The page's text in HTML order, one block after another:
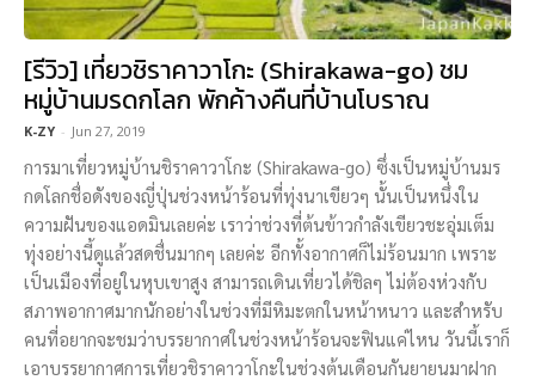
[รีวิว] เที่ยวชิราคาวาโกะ (Shirakawa-go) ชม
หมู่บ้านมรดกโลก พักค้างคืนที่บ้านโบราณ
K-ZY - Jun 27, 2019
การมาเที่ยวหมู่บ้านชิราคาวาโกะ (Shirakawa-go) ซึ่งเป็นหมู่บ้านมร
กดโลกชื่อดังของญี่ปุ่นช่วงหน้าร้อนที่ทุ่งนาเขียวๆ นั้นเป็นหนึ่งใน
ความฝันของแอดมินเลยค่ะ เราว่าช่วงที่ต้นข้าวกำลังเขียวชะอุ่มเต็ม
ทุ่งอย่างนี้ดูแล้วสดชื่นมากๆ เลยค่ะ อีกทั้งอากาศก็ไม่ร้อนมาก เพราะ
เป็นเมืองที่อยู่ในหุบเขาสูง สามารถเดินเที่ยวได้ชิลๆ ไม่ต้องห่วงกับ
สภาพอากาศมากนักอย่างในช่วงที่มีหิมะตกในหน้าหนาว และสำหรับ
คนที่อยากจะชมว่าบรรยากาศในช่วงหน้าร้อนจะฟินแค่ไหน วันนี้เราก็
เอาบรรยากาศการเที่ยวชิราคาวาโกะในช่วงต้นเดือนกันยายนมาฝาก